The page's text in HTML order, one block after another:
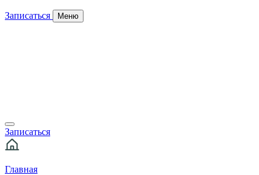
Записаться Меню
Записаться
Главная